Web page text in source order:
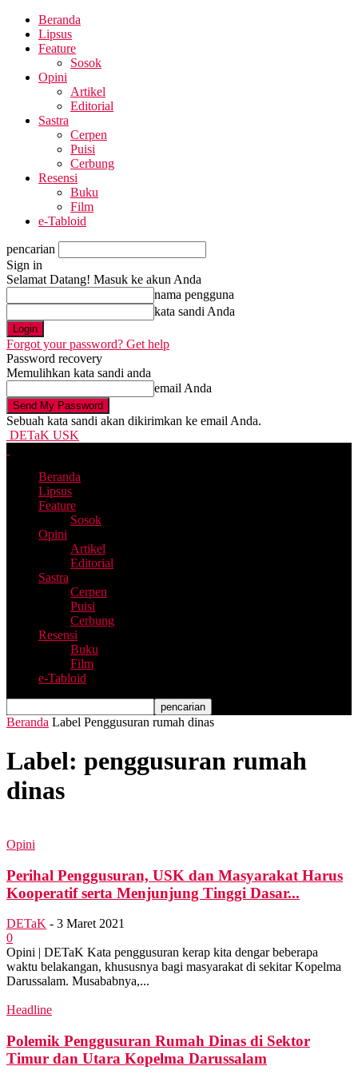
Beranda
Lipsus
Feature
Sosok
Opini
Artikel
Editorial
Sastra
Cerpen
Puisi
Cerbung
Resensi
Buku
Film
e-Tabloid
pencarian
Sign in
Selamat Datang! Masuk ke akun Anda
nama pengguna
kata sandi Anda
Forgot your password? Get help
Password recovery
Memulihkan kata sandi anda
email Anda
Sebuah kata sandi akan dikirimkan ke email Anda.
DETaK USK
Beranda
Lipsus
Feature
Sosok
Opini
Artikel
Editorial
Sastra
Cerpen
Puisi
Cerbung
Resensi
Buku
Film
e-Tabloid
Beranda Label Penggusuran rumah dinas
Label: penggusuran rumah
dinas
Opini
Perihal Penggusuran, USK dan Masyarakat Harus
Kooperatif serta Menjunjung Tinggi Dasar...
DETaK - 3 Maret 2021
0
Opini | DETaK Kata penggusuran kerap kita dengar beberapa
waktu belakangan, khususnya bagi masyarakat di sekitar Kopelma
Darussalam. Musababnya,...
Headline
Polemik Penggusuran Rumah Dinas di Sektor
Timur dan Utara Kopelma Darussalam